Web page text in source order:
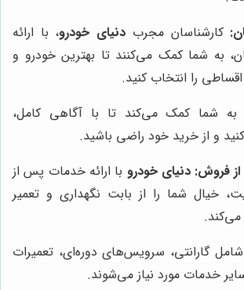
کارشناسان مجرب دنیای خودرو، با ارائه
به شما کمک می‌کنند تا بهترین خودرو و
را انتخاب کنید.
به شما کمک می‌کند تا با آگاهی کامل،
و از خرید خود راضی باشید.
فروش: دنیای خودرو با ارائه خدمات پس از
خیال شما را از بابت نگهداری و تعمیر
گارانتی، سرویس‌های دوره‌ای، تعمیرات
خدمات مورد نیاز می‌شوند.